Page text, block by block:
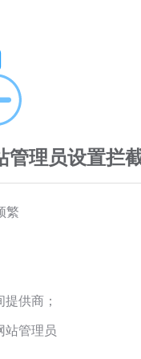
管理员设置拦
繁
供商；
站管理员